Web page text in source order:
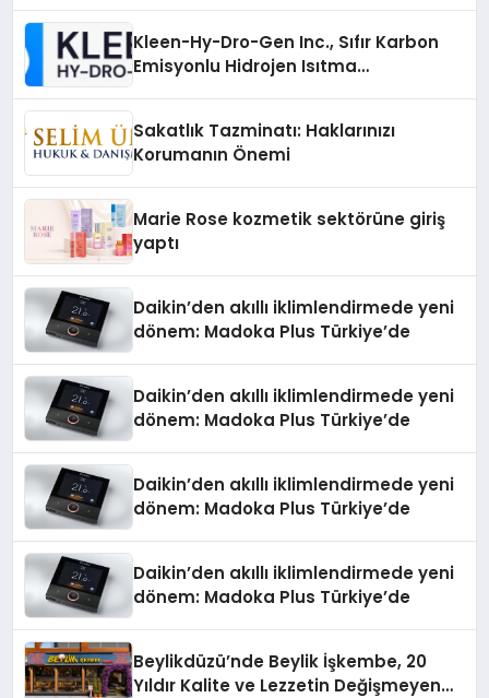
Kleen-Hy-Dro-Gen Inc., Sıfır Karbon
Emisyonlu Hidrojen Isıtma
Sakatlık Tazminatı: Haklarınızı
Korumanın Önemi
Marie Rose kozmetik sektörüne giriş
yaptı
Daikin’den akıllı iklimlendirmede yeni
dönem: Madoka Plus Türkiye’de
Daikin’den akıllı iklimlendirmede yeni
dönem: Madoka Plus Türkiye’de
Daikin’den akıllı iklimlendirmede yeni
dönem: Madoka Plus Türkiye’de
Daikin’den akıllı iklimlendirmede yeni
dönem: Madoka Plus Türkiye’de
Beylikdüzü’nde Beylik İşkembe, 20
Yıldır Kalite ve Lezzetin Değişmeyen